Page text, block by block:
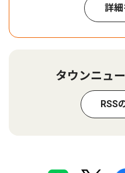
詳細
タウンニュ
RSS